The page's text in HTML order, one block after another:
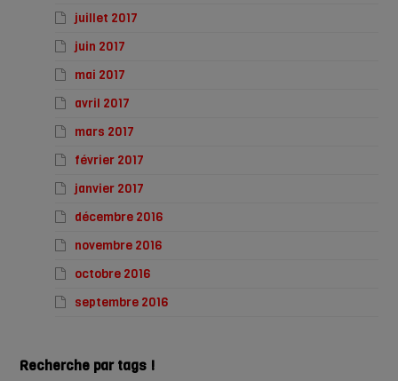
juillet 2017
juin 2017
mai 2017
avril 2017
mars 2017
février 2017
janvier 2017
décembre 2016
novembre 2016
octobre 2016
septembre 2016
Recherche par tags !